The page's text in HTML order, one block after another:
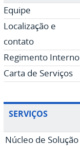
Equipe
Localização e
contato
Regimento Interno
Carta de Serviços
SERVIÇOS
Núcleo de Solução